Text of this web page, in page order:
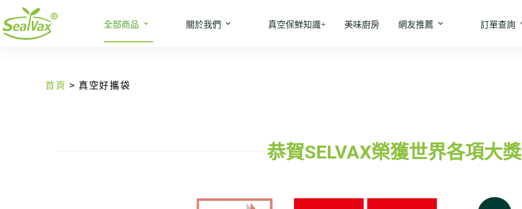
全部商品 關於我們 真空保鮮知識+ 美味廚房 網友推薦 訂單查詢
首頁 > 真空好攜袋
恭賀SELVAX榮獲世界各項大獎